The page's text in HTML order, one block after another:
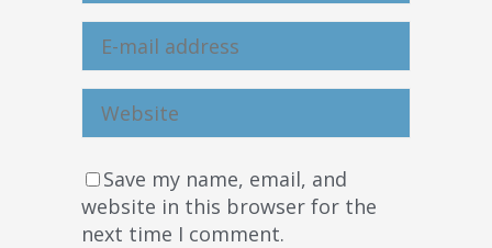
Save my name, email, and
website in this browser for the
next time I comment.